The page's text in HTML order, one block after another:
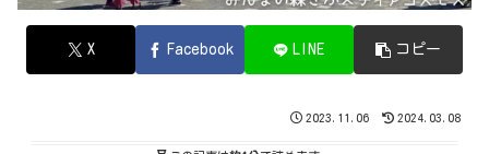
X Facebook LINE コピー
2023.11.06 2024.03.08